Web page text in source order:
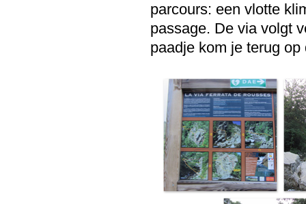
parcours: een vlotte
passage. De via volgt
paadje kom je terug op